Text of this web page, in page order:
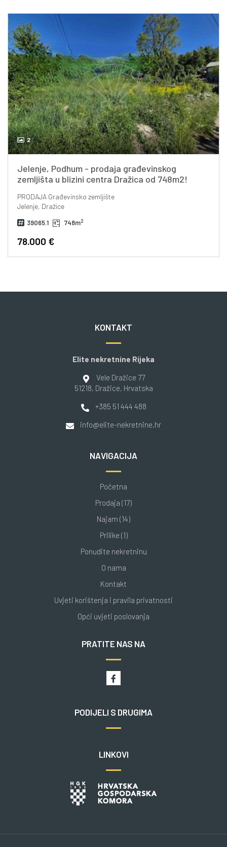
2
Jelenje, Podhum - prodaja građevinskog
zemljišta u blizini centra Dražica od 748m2!
PRODAJAGrađevinsko zemljište
Jelenje, Dražice
39065.1 748m2
78.000 €
KONTAKT
Elite nekretnine Rijeka
Vele Dražice 77
51218, Dražice, Hrvatska
+385 51 444 488
info@elite-nekretnine.hr
NAVIGACIJA
Početna
Prodaja (17)
Najam (14)
Prilike (1)
Ponudite nekretninu
O nama
Kontakt
Uvjeti korištenja i pravila privatnosti
Opći uvjeti poslovanja
PRATITE NAS NA
PODIJELI S DRUGIMA
LINKOVI